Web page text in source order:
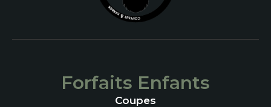
Forfaits Enfants
Coupes